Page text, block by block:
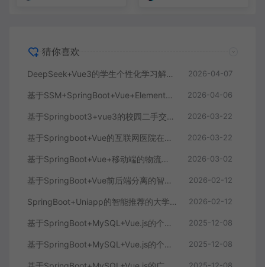
猜你喜欢
DeepSeek+Vue3的学生个性化学习解答AI系统 2026-04-07
基于SSM+SpringBoot+Vue+ElementPlus的聊天im系统 2026-04-06
基于Springboot3+vue3的校园二手交易平台 2026-03-22
基于Springboot+Vue的互联网医院在线问诊系统 2026-03-22
基于SpringBoot+Vue+移动端的物流快递系统 2026-03-02
基于SpringBoot+Vue前后端分离的智能知识库问答系统 2026-02-12
SpringBoot+Uniapp的智能推荐的大学生社交平台 2026-02-12
基于SpringBoot+MySQL+Vue.js的个人健康管理系统(附论文) 2025-12-08
基于SpringBoot+MySQL+Vue.js的个性化推荐电商系统(附论文) 2025-12-08
2025-12-08